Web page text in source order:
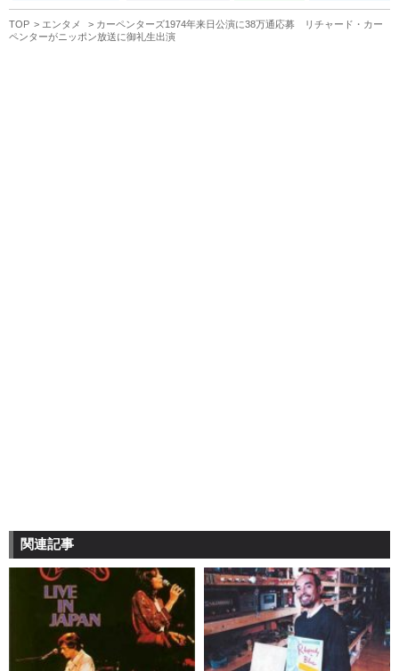
TOP エンタメ
カーペンターズ1974年来日公演に38万通応募 リチャード・カー
ペンターがニッポン放送に御礼生出演
関連記事